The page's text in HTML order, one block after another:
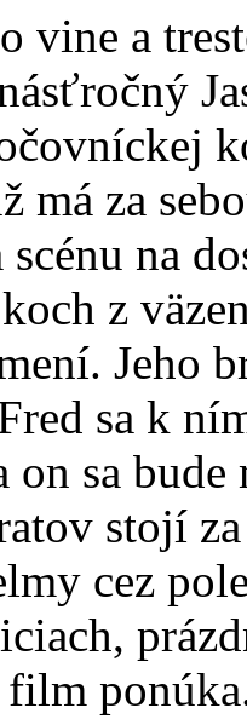
vine a
má za
scénu na
z
Jeho
sa k
on sa
stojí
cez